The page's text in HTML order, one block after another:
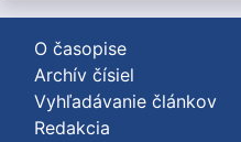
O časopise
Archív čísiel
Vyhľadávanie článkov
Redakcia